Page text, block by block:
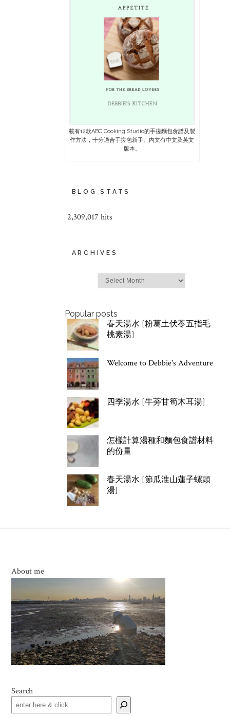
載有12款ABC Cooking Studio的手搓麵包食譜及製
作方法，十分適合手搓包新手。內文有中文及英文
版本。
BLOG STATS
2,309,017 hits
ARCHIVES
Popular posts
春天湯水 [粉葛土伏苓五指毛
桃素湯]
Welcome to Debbie's Adventure
四季湯水 [牛蒡甘筍木耳湯]
怎樣計算湯種和麵包食譜材料
的份量
春天湯水 [節瓜淮山蓮子螺頭
湯]
About me
Search